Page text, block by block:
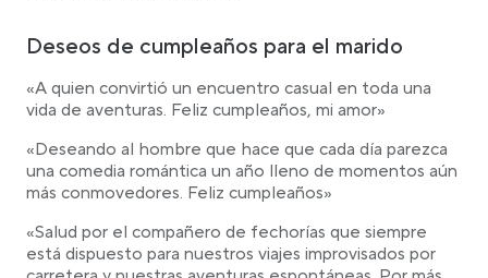
Deseos de cumpleaños para el marido
«A quien convirtió un encuentro casual en toda una
vida de aventuras. Feliz cumpleaños, mi amor»
«Deseando al hombre que hace que cada día parezca
una comedia romántica un año lleno de momentos aún
más conmovedores. Feliz cumpleaños»
«Salud por el compañero de fechorías que siempre
está dispuesto para nuestros viajes improvisados por